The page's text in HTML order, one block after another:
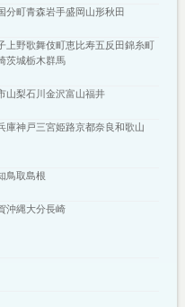
分町青森岩手盛岡山形秋田
上野歌舞伎町恵比寿五反田錦糸町
茨城栃木群馬
山梨石川 金沢富山福井
庫神戸三宮姫路京都奈良和歌山
鳥取島根
沖縄大分長崎